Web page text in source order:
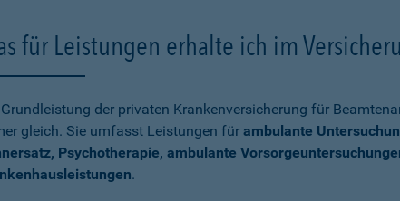
für Leistungen erhalte ich im
der privaten Krankenversicherung für
gleich. Sie umfasst Leistungen für ambulante
Psychotherapie, ambulante
.